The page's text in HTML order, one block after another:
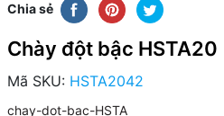
Chia sẻ
Chày đột bậc HSTA20
Mã SKU: HSTA2042
chay-dot-bac-HSTA